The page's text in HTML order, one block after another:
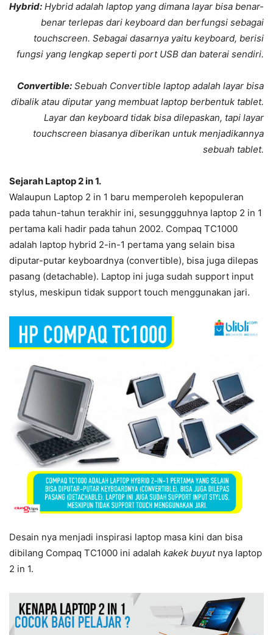
Hybrid: Hybrid adalah laptop yang dimana layar bisa benar-
benar terlepas dari keyboard dan berfungsi sebagai
touchscreen. Sebagai dasarnya yaitu keyboard, berisi
fungsi yang lengkap seperti port USB dan baterai sendiri.
Convertible: Sebuah Convertible laptop adalah layar bisa
dibalik atau diputar yang membuat laptop berbentuk tablet.
Layar dan keyboard tidak bisa dilepaskan, tapi layar
touchscreen biasanya diberikan untuk menjadikannya
sebuah tablet.
Sejarah Laptop 2 in 1.
Walaupun Laptop 2 in 1 baru memperoleh kepopuleran
pada tahun-tahun terakhir ini, sesunggguhnya laptop 2 in 1
pertama kali hadir pada tahun 2002. Compaq TC1000
adalah laptop hybrid 2-in-1 pertama yang selain bisa
diputar-putar keyboardnya (convertible), bisa juga dilepas
pasang (detachable). Laptop ini juga sudah support input
stylus, meskipun tidak support touch menggunakan jari.
Desain nya menjadi inspirasi laptop masa kini dan bisa
dibilang Compaq TC1000 ini adalah kakek buyutnya laptop
2 in 1.